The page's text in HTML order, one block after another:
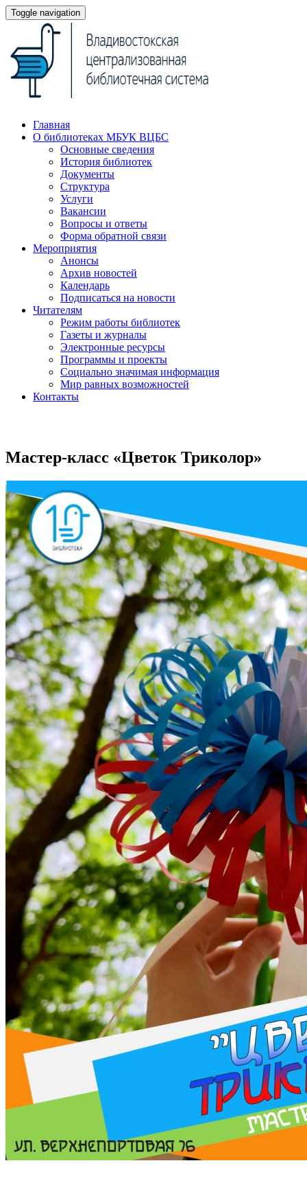
Toggle navigation
Главная
О библиотеках МБУК ВЦБС
Основные сведения
История библиотек
Документы
Структура
Услуги
Вакансии
Вопросы и ответы
Форма обратной связи
Мероприятия
Анонсы
Архив новостей
Календарь
Подписаться на новости
Читателям
Режим работы библиотек
Газеты и журналы
Электронные ресурсы
Программы и проекты
Социально значимая информация
Мир равных возможностей
Контакты
Мастер-класс «Цветок Триколор»